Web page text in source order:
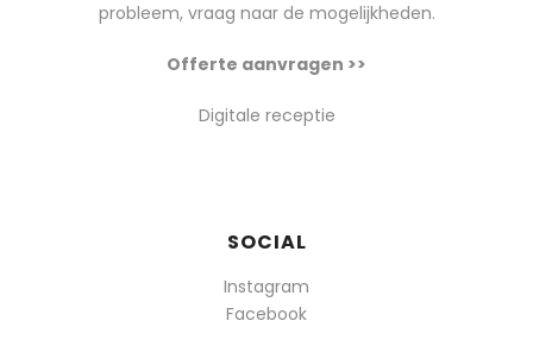
probleem, vraag naar de mogelijkheden.
Offerte aanvragen >>
Digitale receptie
SOCIAL
Instagram
Facebook